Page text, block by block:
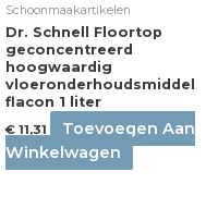
Schoonmaakartikelen
Dr. Schnell Floortop
geconcentreerd
hoogwaardig
vloeronderhoudsmiddel
flacon 1 liter
€ 11,31
Toevoegen Aan
Winkelwagen